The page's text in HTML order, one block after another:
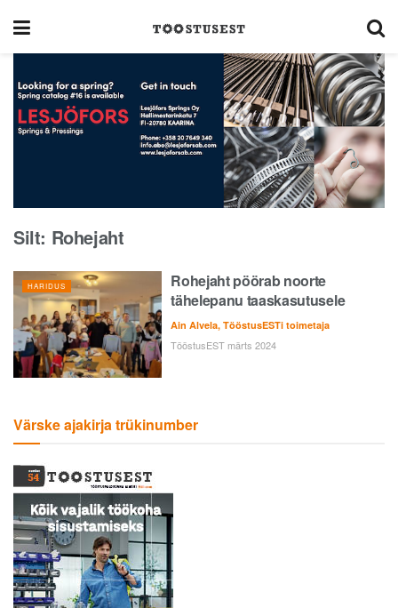
Silt: Rohejaht
HARIDUS
Rohejaht pöörab noorte
tähelepanu taaskasutusele
Ain Alvela, TööstusESTi toimetaja
TööstusEST märts 2024
Värske ajakirja trükinumber